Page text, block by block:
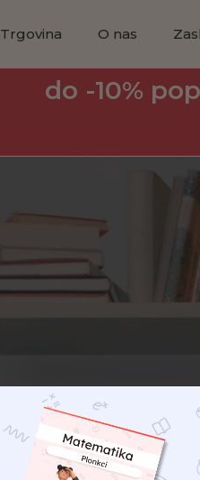
Trgovina O nas
do -10%